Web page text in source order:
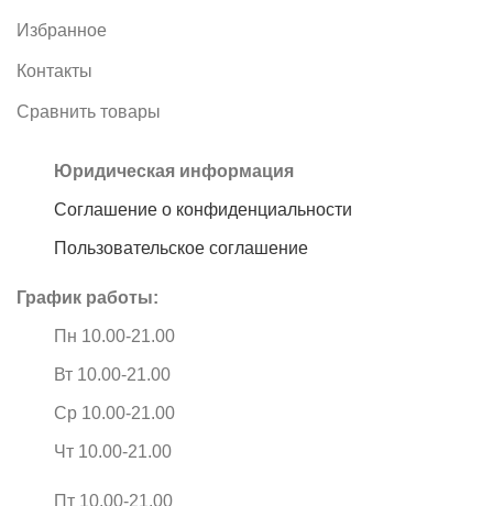
Избранное
Контакты
Сравнить товары
Юридическая информация
Соглашение о конфиденциальности
Пользовательское соглашение
График работы:
Пн 10.00-21.00
Вт 10.00-21.00
Ср 10.00-21.00
Чт 10.00-21.00
Пт 10.00-21.00